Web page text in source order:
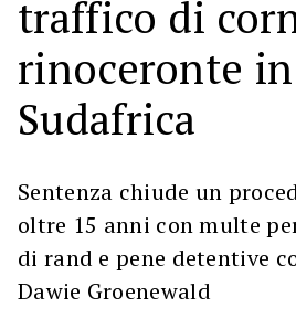
traffico di
rinoceronte in
Sudafrica
Sentenza chiude un
oltre 15 anni con multe
di rand e pene detentive
Dawie Groenewald